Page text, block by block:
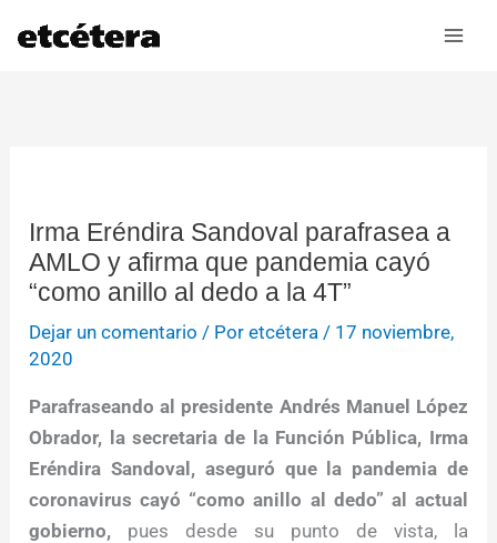
Irma Eréndira Sandoval parafrasea a
AMLO y afirma que pandemia cayó
“como anillo al dedo a la 4T”
Dejar un comentario / Poretcétera / 17 noviembre,
2020
Parafraseando al presidente Andrés Manuel López
Obrador, la secretaria de la Función Pública, Irma
Eréndira Sandoval, aseguró que la pandemia de
coronavirus cayó “como anillo al dedo” al actual
gobierno, pues desde su punto de vista, la